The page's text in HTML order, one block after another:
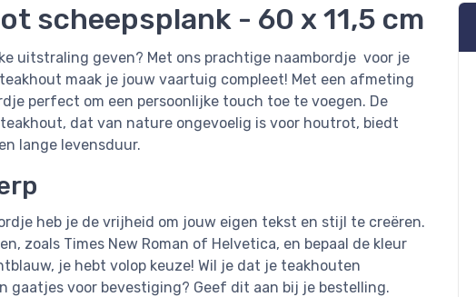
scheepsplank - 60 x 11,5 cm
uitstraling geven? Met ons prachtige naambordje voor je
maak je jouw vaartuig compleet! Met een afmeting
perfect om een persoonlijke touch toe te voegen. De
dat van nature ongevoelig is voor houtrot, biedt
lange levensduur.
heb je de vrijheid om jouw eigen tekst en stijl te creëren.
zoals Times New Roman of Helvetica, en bepaal de kleur
je hebt volop keuze! Wil je dat je teakhouten
gaatjes voor bevestiging? Geef dit aan bij je bestelling.